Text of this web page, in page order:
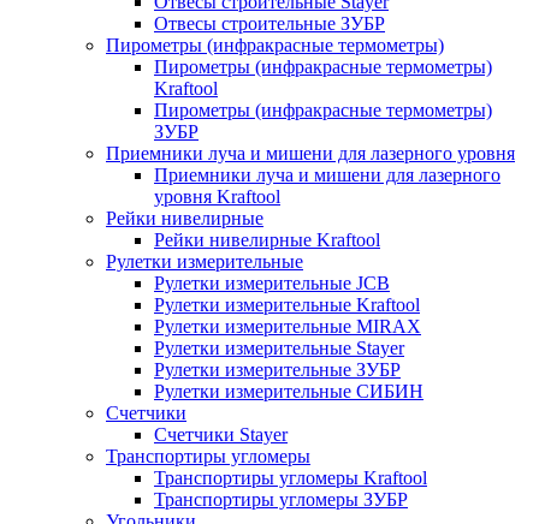
Отвесы строительные ЗУБР
Пирометры (инфракрасные термометры)
Пирометры (инфракрасные термометры)
Kraftool
Пирометры (инфракрасные термометры)
ЗУБР
Приемники луча и мишени для лазерного уровня
Приемники луча и мишени для лазерного
уровня Kraftool
Рейки нивелирные
Рейки нивелирные Kraftool
Рулетки измерительные
Рулетки измерительные JCB
Рулетки измерительные Kraftool
Рулетки измерительные MIRAX
Рулетки измерительные Stayer
Рулетки измерительные ЗУБР
Рулетки измерительные СИБИН
Счетчики
Счетчики Stayer
Транспортиры угломеры
Транспортиры угломеры Kraftool
Транспортиры угломеры ЗУБР